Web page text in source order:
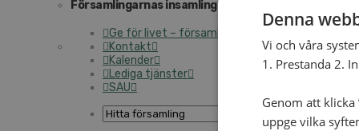
Församlingarnas insamlingsarbete
Ge för livet – församlingens insamling
Kontakt
Kalender
Lediga tjänster
SAU
Denna
Vi och våra
1. Prestanda 2.
Genom att klicka
uppge vilka